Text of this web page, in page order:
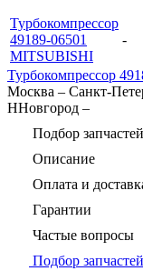
Турбокомпрессор
49189-06501
MITSUBISHI
-
Турбокомпрессор
Москва – Санкт-
ННовгород –
Подбор запчастей
Описание
Оплата и
Гарантии
Частые вопросы
Подбор запчастей